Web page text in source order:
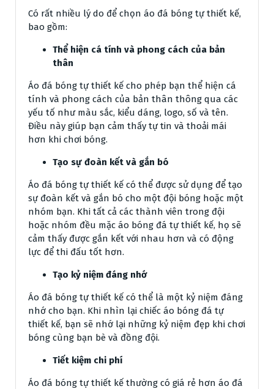
Có rất nhiều lý do để chọn áo đá bóng tự thiết kế,
bao gồm:
Thể hiện cá tính và phong cách của bản
thân
Áo đá bóng tự thiết kế cho phép bạn thể hiện cá
tính và phong cách của bản thân thông qua các
yếu tố như màu sắc, kiểu dáng, logo, số và tên.
Điều này giúp bạn cảm thấy tự tin và thoải mái
hơn khi chơi bóng.
Tạo sự đoàn kết và gắn bó
Áo đá bóng tự thiết kế có thể được sử dụng để tạo
sự đoàn kết và gắn bó cho một đội bóng hoặc một
nhóm bạn. Khi tất cả các thành viên trong đội
hoặc nhóm đều mặc áo bóng đá tự thiết kế, họ sẽ
cảm thấy được gắn kết với nhau hơn và có động
lực để thi đấu tốt hơn.
Tạo kỷ niệm đáng nhớ
Áo đá bóng tự thiết kế có thể là một kỷ niệm đáng
nhớ cho bạn. Khi nhìn lại chiếc áo bóng đá tự
thiết kế, bạn sẽ nhớ lại những kỷ niệm đẹp khi chơi
bóng cùng bạn bè và đồng đội.
Tiết kiệm chi phí
Áo đá bóng tự thiết kế thường có giá rẻ hơn áo đá